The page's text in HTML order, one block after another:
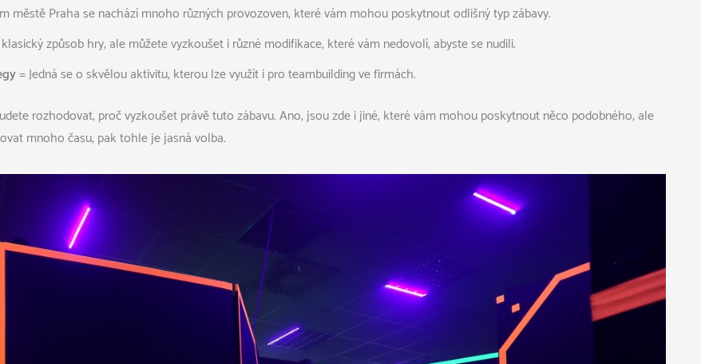
městě Praha se nachází mnoho různých provozoven, které vám mohou poskytnout odlišný typ zábavy.
způsob hry, ale můžete vyzkoušet i různé modifikace, které vám nedovolí, abyste se nudili.
= Jedná se o skvělou aktivitu, kterou lze využít i pro teambuilding ve firmách.
rozhodovat, proč vyzkoušet právě tuto zábavu. Ano, jsou zde i jiné, které vám mohou poskytnout něco podobného, ale
mnoho času, pak tohle je jasná volba.